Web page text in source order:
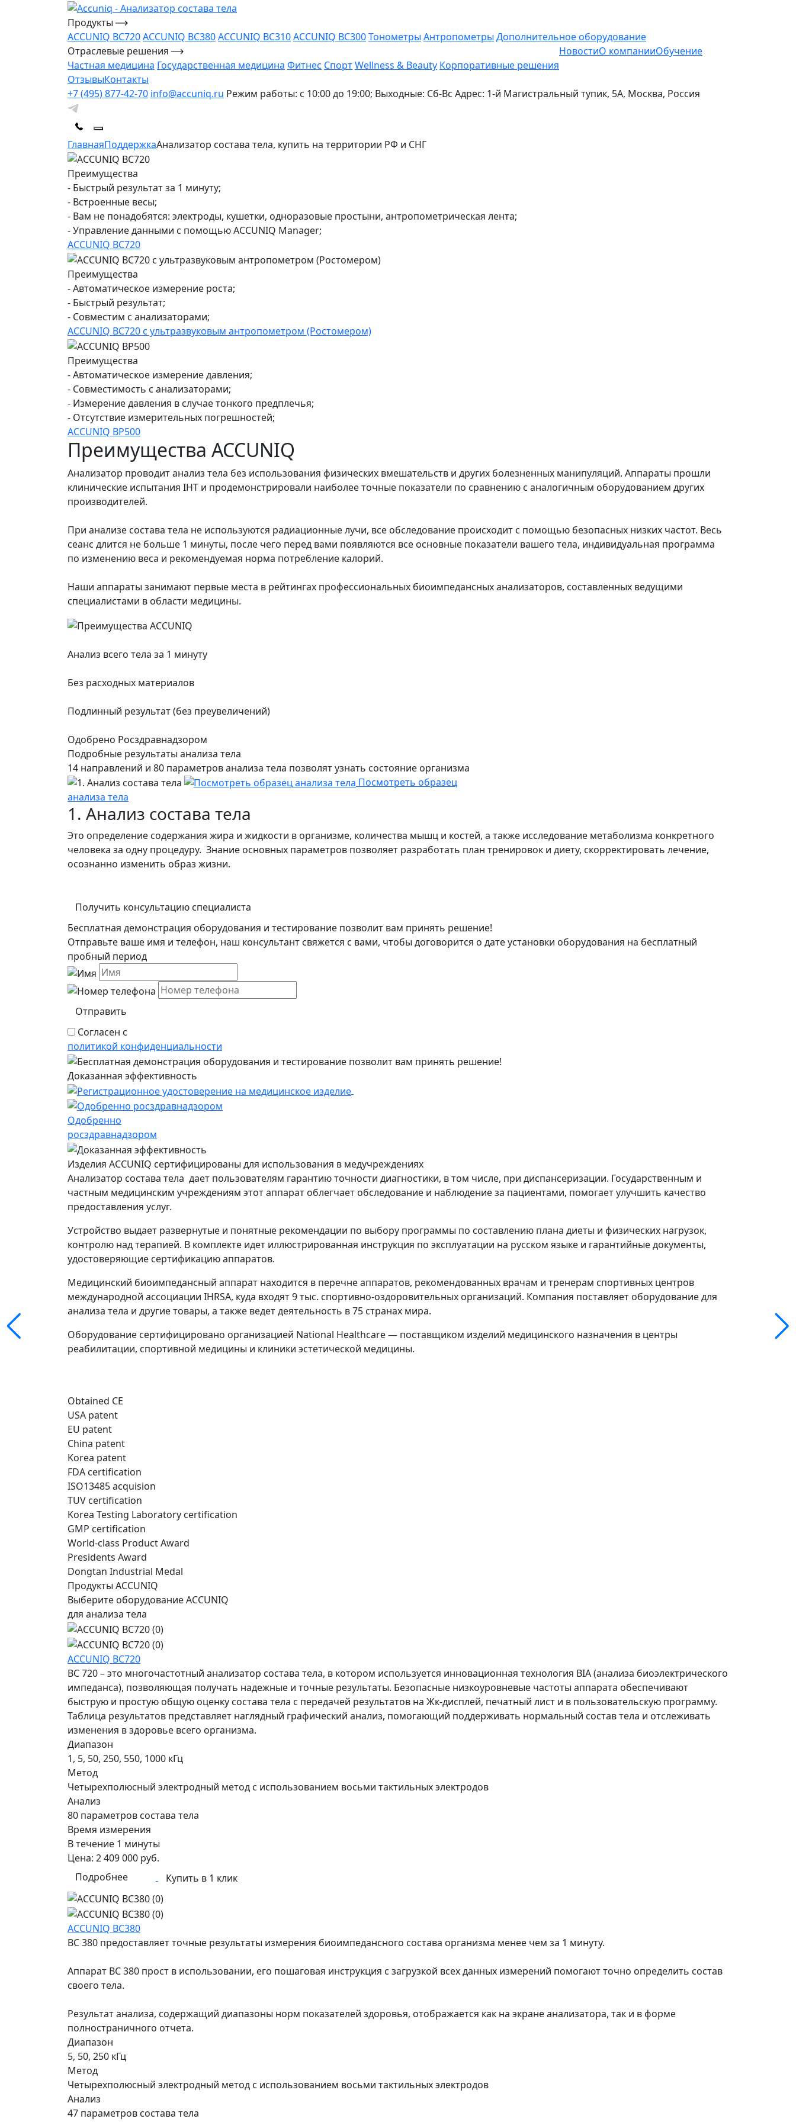
Продукты
ACCUNIQ BC720ACCUNIQ BC380ACCUNIQ BC310ACCUNIQ BC300Тонометры Антропометры Дополнительное оборудование
Отраслевые решения
Частная медицина Государственная медицина Фитнес СпортWellness & Beauty Корпоративные решения
НовостиО компанииОбучение
ОтзывыКонтакты
+7 (495) 877-42-70 info@accuniq.ru Режим работы: с 10:00 до 19:00; Выходные: Сб-Вс Адрес: 1-й Магистральный тупик, 5А, Москва, Россия
ГлавнаяПоддержкаАнализатор состава тела, купить на территории РФ и СНГ
Преимущества
- Быстрый результат за 1 минуту;
- Встроенные весы;
- Вам не понадобятся: электроды, кушетки, одноразовые простыни, антропометрическая лента;
- Управление данными с помощью ACCUNIQ Manager;
ACCUNIQ BC720
Преимущества
- Автоматическое измерение роста;
- Быстрый результат;
- Совместим с анализаторами;
ACCUNIQ BC720 с ультразвуковым антропометром (Ростомером)
Преимущества
- Автоматическое измерение давления;
- Совместимость с анализаторами;
- Измерение давления в случае тонкого предплечья;
- Отсутствие измерительных погрешностей;
ACCUNIQ BP500
Преимущества ACCUNIQ
Анализатор проводит анализ тела без использования физических вмешательств и других болезненных манипуляций. Аппараты прошли
клинические испытания IHT и продемонстрировали наиболее точные показатели по сравнению с аналогичным оборудованием других
производителей.
При анализе состава тела не используются радиационные лучи, все обследование происходит с помощью безопасных низких частот. Весь
сеанс длится не больше 1 минуты, после чего перед вами появляются все основные показатели вашего тела, индивидуальная программа
по изменению веса и рекомендуемая норма потребление калорий.
Наши аппараты занимают первые места в рейтингах профессиональных биоимпедансных анализаторов, составленных ведущими
специалистами в области медицины.
Анализ всего тела за 1 минуту
Без расходных материалов
Подлинный результат (без преувеличений)
Одобрено Росздравнадзором
Подробные результаты анализа тела
14 направлений и 80 параметров анализа тела позволят узнать состояние организма
Посмотреть образец
анализа тела
1. Анализ состава тела
Это определение содержания жира и жидкости в организме, количества мышц и костей, а также исследование метаболизма конкретного
человека за одну процедуру. Знание основных параметров позволяет разработать план тренировок и диету, скорректировать лечение,
осознанно изменить образ жизни.
Получить консультацию специалиста
Бесплатная демонстрация оборудования и тестирование позволит вам принять решение!
Отправьте ваше имя и телефон, наш консультант свяжется с вами, чтобы договорится о дате установки оборудования на бесплатный
пробный период
Отправить
Согласен с
политикой конфиденциальности
Доказанная эффективность
Одобренно
росздравнадзором
Изделия ACCUNIQ сертифицированы для использования в медучреждениях
Анализатор состава тела дает пользователям гарантию точности диагностики, в том числе, при диспансеризации. Государственным и
частным медицинским учреждениям этот аппарат облегчает обследование и наблюдение за пациентами, помогает улучшить качество
предоставления услуг.
Устройство выдает развернутые и понятные рекомендации по выбору программы по составлению плана диеты и физических нагрузок,
контролю над терапией. В комплекте идет иллюстрированная инструкция по эксплуатации на русском языке и гарантийные документы,
удостоверяющие сертификацию аппаратов.
Медицинский биоимпедансный аппарат находится в перечне аппаратов, рекомендованных врачам и тренерам спортивных центров
международной ассоциации IHRSA, куда входят 9 тыс. спортивно-оздоровительных организаций. Компания поставляет оборудование для
анализа тела и другие товары, а также ведет деятельность в 75 странах мира.
Оборудование сертифицировано организацией National Healthcare — поставщиком изделий медицинского назначения в центры
реабилитации, спортивной медицины и клиники эстетической медицины.
Obtained CE
USA patent
EU patent
China patent
Korea patent
FDA certification
ISO13485 acquision
TUV certification
Korea Testing Laboratory certification
GMP certification
World-class Product Award
Presidents Award
Dongtan Industrial Medal
Продукты ACCUNIQ
Выберите оборудование ACCUNIQ
для анализа тела
ACCUNIQ BC720
BC 720 – это многочастотный анализатор состава тела, в котором используется инновационная технология BIA (анализа биоэлектрического
импеданса), позволяющая получать надежные и точные результаты. Безопасные низкоуровневые частоты аппарата обеспечивают
быструю и простую общую оценку состава тела с передачей результатов на Жк-дисплей, печатный лист и в пользовательскую программу.
Таблица результатов представляет наглядный графический анализ, помогающий поддерживать нормальный состав тела и отслеживать
изменения в здоровье всего организма.
Диапазон
1, 5, 50, 250, 550, 1000 кГц
Метод
Четырехполюсный электродный метод с использованием восьми тактильных электродов
Анализ
80 параметров состава тела
Время измерения
В течение 1 минуты
Цена: 2 409 000 руб.
Подробнее
Купить в 1 клик
ACCUNIQ BC380
BC 380 предоставляет точные результаты измерения биоимпедансного состава организма менее чем за 1 минуту.
Аппарат BC 380 прост в использовании, его пошаговая инструкция с загрузкой всех данных измерений помогают точно определить состав
своего тела.
Результат анализа, содержащий диапазоны норм показателей здоровья, отображается как на экране анализатора, так и в форме
полностраничного отчета.
Диапазон
5, 50, 250 кГц
Метод
Четырехполюсный электродный метод с использованием восьми тактильных электродов
Анализ
47 параметров состава тела